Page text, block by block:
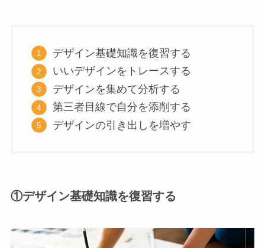
デザイン基礎知識を復習する
いいデザインをトレースする
デザインを集めて分析する
第三者目線で自分を添削する
デザインの引き出しを増やす
①デザイン基礎知識を復習する